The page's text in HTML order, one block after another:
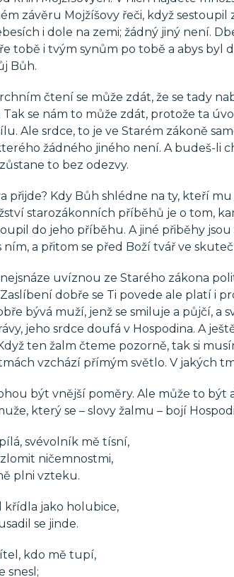
závěru Mojžíšovy řeči, když sestoupil
i dole na zemi; žádný jiný není.
tobě i tvým synům po tobě a abys byl
Bůh.
čtení se může zdát, že se tady
se nám to může zdát, protože ta
Ale srdce, to je ve Starém zákoně
žádného jiného není. A budeš-li
to bez odezvy.
přijde? Kdy Bůh shlédne na ty, kteří
starozákonních příběhů je o tom,
do jeho příběhu. A jiné přiběhy
ním, a přitom se před Boží tvář ve
uvíznou ze Starého zákona
dobře se Ti povede ale platí i
bývá muží, jenž se smiluje a půjčí,
jeho srdce doufá v Hospodina. A
ten žalm čteme pozorně, tak si
vzchází přímým světlo. V jakých
být vnější poměry. Ale může to být
který se – slovy žalmu – bojí
svévolník mě tísní,
ničemnostmi,
plni vzteku.
křídla jako holubice,
se jinde.
kdo mě tupí,
snesl;